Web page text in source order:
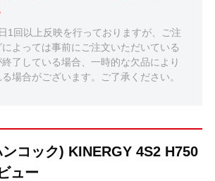
1回以上反映を行っておりますが、ご注
よっては事前にご注文いただいている
了している場合、一時的な欠品により
る場合がございます。ご了承ください。
コック) KINERGY 4S2 H750
ュー